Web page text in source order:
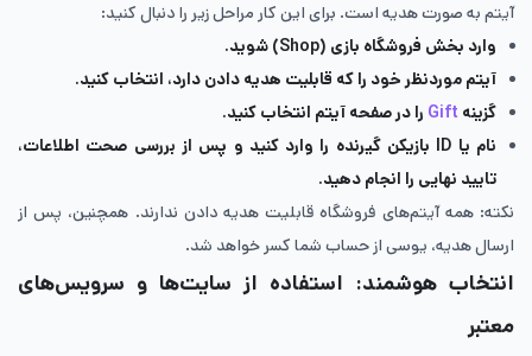
آیتم به صورت هدیه است. برای این کار مراحل زیر را دنبال کنید:
وارد بخش فروشگاه بازی (Shop) شوید.
آیتم موردنظر خود را که قابلیت هدیه دادن دارد، انتخاب کنید.
گزینه Gift را در صفحه آیتم انتخاب کنید.
نام یا ID بازیکن گیرنده را وارد کنید و پس از بررسی صحت اطلاعات،
تایید نهایی را انجام دهید.
نکته: همه آیتم‌های فروشگاه قابلیت هدیه دادن ندارند. همچنین، پس از
ارسال هدیه، یوسی از حساب شما کسر خواهد شد.
انتخاب هوشمند: استفاده از سایت‌ها و سرویس‌های
معتبر